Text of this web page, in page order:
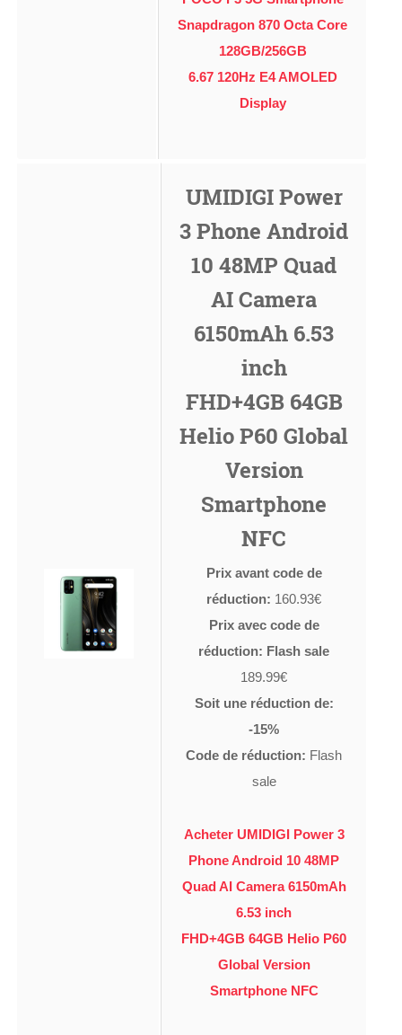
Snapdragon 870 Octa Core
128GB/256GB
6.67 120Hz E4 AMOLED
Display
UMIDIGI Power
3 Phone Android
10 48MP Quad
AI Camera
6150mAh 6.53
inch
FHD+4GB 64GB
Helio P60 Global
Version
Smartphone
NFC
Prix avant code de
réduction: 160.93€
Prix avec code de
réduction: Flash sale
189.99€
Soit une réduction de:
-15%
Code de réduction: Flash
sale
Acheter UMIDIGI Power 3
Phone Android 10 48MP
Quad AI Camera 6150mAh
6.53 inch
FHD+4GB 64GB Helio P60
Global Version
Smartphone NFC